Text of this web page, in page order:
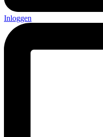
Inloggen